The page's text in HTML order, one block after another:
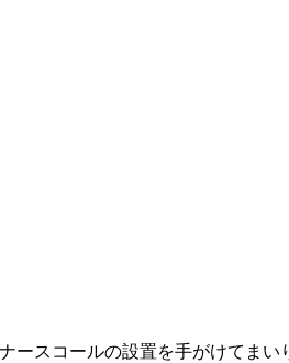
ースコールの設置を手がけてまい